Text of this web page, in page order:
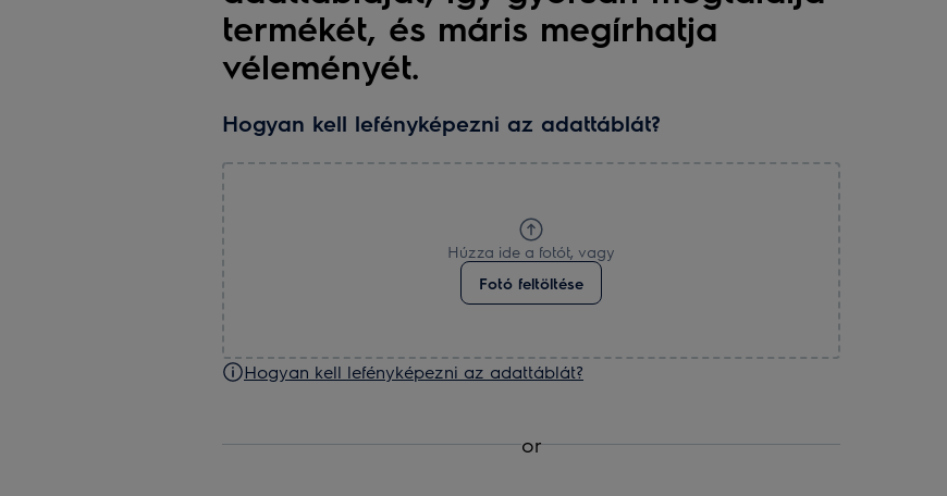
termékét, és máris megírhatja
véleményét.
Hogyan kell lefényképezni az adattáblát?
Húzza ide a fotót, vagy
Fotó feltöltése
Hogyan kell lefényképezni az adattáblát?
or